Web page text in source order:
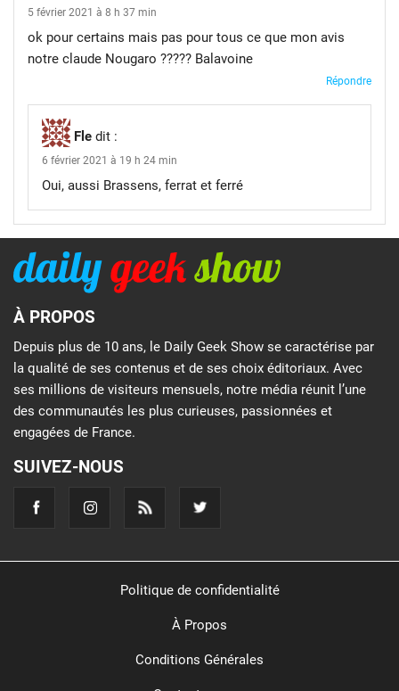
5 février 2021 à 8 h 37 min
ok pour certains mais pas pour tous ce que mon avis
notre claude Nougaro ????? Balavoine
Répondre
Fle dit :
6 février 2021 à 19 h 24 min
Oui, aussi Brassens, ferrat et ferré
À PROPOS
Depuis plus de 10 ans, le Daily Geek Show se caractérise par
la qualité de ses contenus et de ses choix éditoriaux. Avec
ses millions de visiteurs mensuels, notre média réunit l’une
des communautés les plus curieuses, passionnées et
engagées de France.
SUIVEZ-NOUS
Politique de confidentialité
À Propos
Conditions Générales